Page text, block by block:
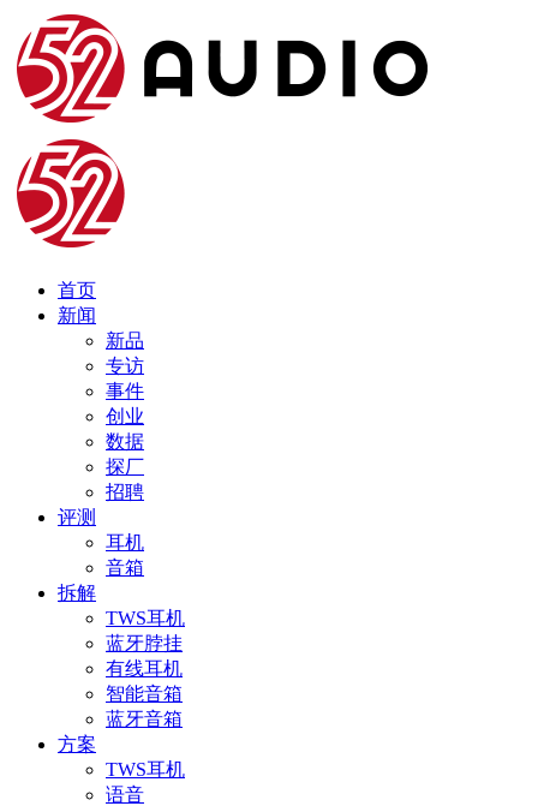
首页
新闻
新品
专访
事件
创业
数据
探厂
招聘
评测
耳机
音箱
拆解
TWS耳机
蓝牙脖挂
有线耳机
智能音箱
蓝牙音箱
方案
TWS耳机
语音